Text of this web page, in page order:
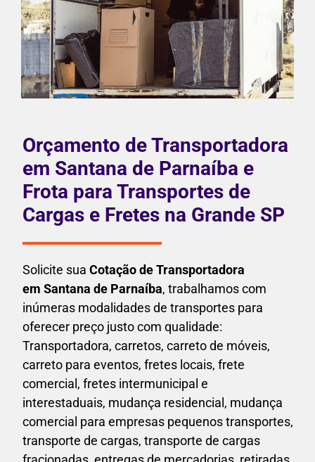
Orçamento de Transportadora
em Santana de Parnaíba e
Frota para Transportes de
Cargas e Fretes na Grande SP
Solicite sua Cotação de Transportadora
em Santana de Parnaíba, trabalhamos com
inúmeras modalidades de transportes para
oferecer preço justo com qualidade:
Transportadora, carretos, carreto de móveis,
carreto para eventos, fretes locais, frete
comercial, fretes intermunicipal e
interestaduais, mudança residencial, mudança
comercial para empresas pequenos transportes,
transporte de cargas, transporte de cargas